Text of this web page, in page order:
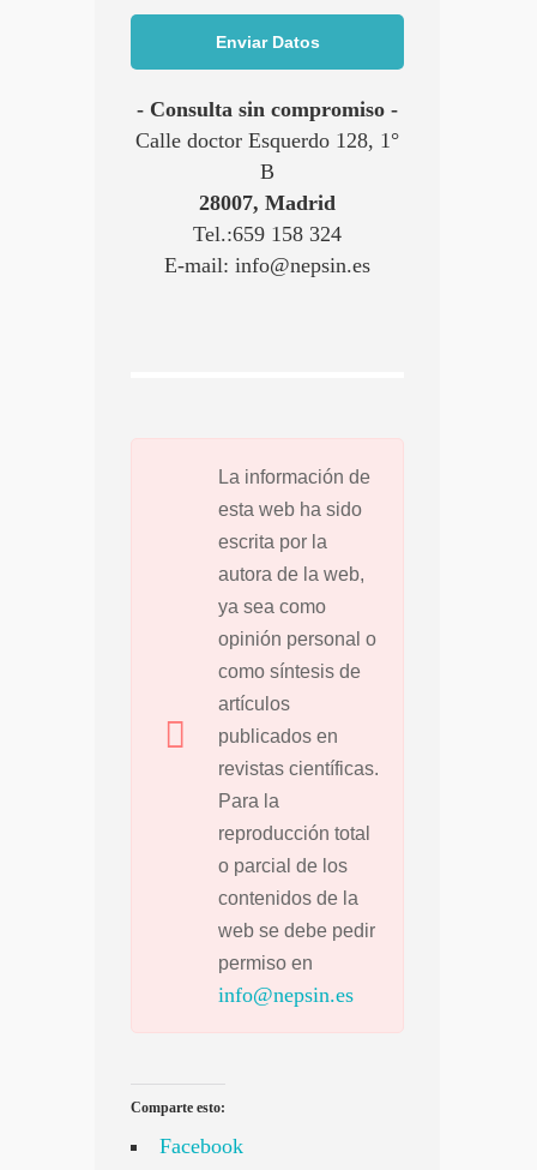
- Consulta sin compromiso -
Calle doctor Esquerdo 128, 1°
B
28007, Madrid
Tel.:659 158 324
E-mail: info@nepsin.es
La información de
esta web ha sido
escrita por la
autora de la web,
ya sea como
opinión personal o
como síntesis de
artículos
publicados en
revistas científicas.
Para la
reproducción total
o parcial de los
contenidos de la
web se debe pedir
permiso en
info@nepsin.es
Comparte esto:
Facebook